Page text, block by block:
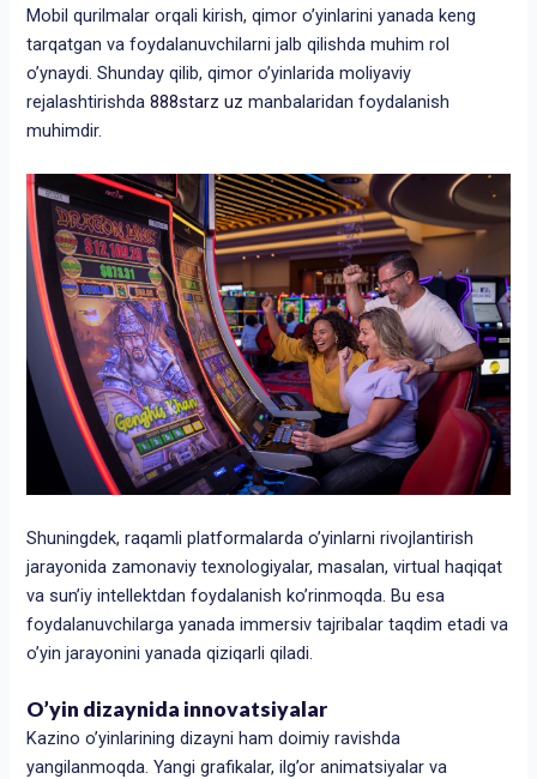
Mobil qurilmalar orqali kirish, qimor o’yinlarini yanada keng
tarqatgan va foydalanuvchilarni jalb qilishda muhim rol
o’ynaydi. Shunday qilib, qimor o’yinlarida moliyaviy
rejalashtirishda888starz uz manbalaridan foydalanish
muhimdir.
Shuningdek, raqamli platformalarda o’yinlarni rivojlantirish
jarayonida zamonaviy texnologiyalar, masalan, virtual haqiqat
va sun’iy intellektdan foydalanish ko’rinmoqda. Bu esa
foydalanuvchilarga yanada immersiv tajribalar taqdim etadi va
o’yin jarayonini yanada qiziqarli qiladi.
O’yin dizaynida innovatsiyalar
Kazino o’yinlarining dizayni ham doimiy ravishda
yangilanmoqda. Yangi grafikalar, ilg’or animatsiyalar va